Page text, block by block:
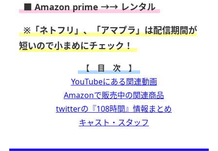
■ Amazon prime →→ レンタル
※「ネトフリ」、「アマプラ」は配信期間が
短いので小まめにチェック！
【 目 次 】
YouTubeにある関連動画
Amazonで販売中の関連商品
twitterの『108時間』情報まとめ
キャスト・スタッフ